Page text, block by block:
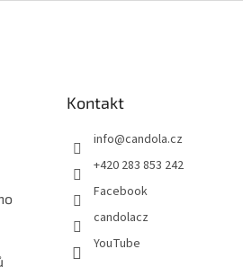
Kontakt
info@candola.cz
+420 283 853 242
Facebook
candolacz
YouTube